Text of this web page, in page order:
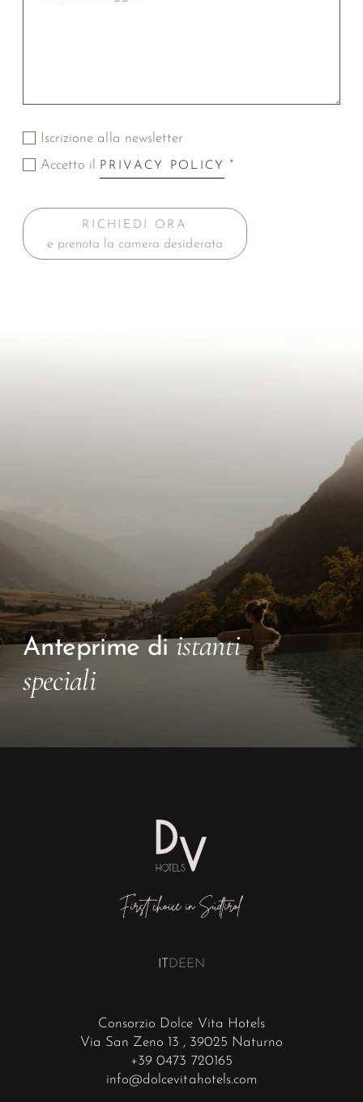
Iscrizione alla newsletter
Accetto il
PRIVACY POLICY *
RICHIEDI ORA
e prenota la camera desiderata
Consorzio Dolce Vita Hotels
Via San Zeno 13 , 39025 Naturno
+39 0473 720165
info@dolcevitahotels.com
ITDEEN